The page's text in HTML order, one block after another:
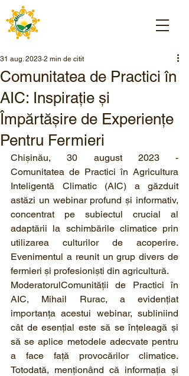
Comunitatea de Practici în
AIC: Inspirație și
Împărtășire de Experiențe
Pentru Fermieri
31 aug. 2023 2 min de citit
Chișinău, 30 august 2023 -
Comunitatea de Practici în Agricultura
Inteligentă Climatic (AIC) a găzduit
astăzi un webinar profund și informativ,
concentrat pe subiectul crucial al
adaptării la schimbările climatice prin
utilizarea culturilor de acoperire.
Evenimentul a reunit un grup divers de
fermieri și profesioniști din agricultură.
ModeratorulComunității de Practici în
AIC, Mihail Rurac, a evidențiat
importanța acestui webinar, subliniind
cât de esențial este să se înțeleagă și
să se aplice metodele adecvate pentru
a face față provocărilor climatice.
Totodată, menționând că informația și